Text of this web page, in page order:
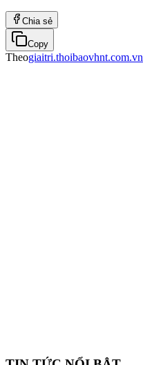
Chia sẻ
Copy
Theogiaitri.thoibaovhnt.com.vn